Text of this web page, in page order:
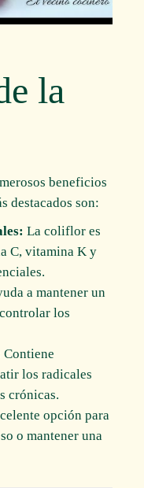
la
beneficios
destacados son:
La coliflor es
C, vitamina K y
a mantener un
los
Contiene
los radicales
crónicas.
opción para
o mantener una